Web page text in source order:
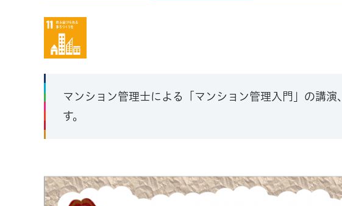
マンション管理士による「マンション管理入門」の講
す。